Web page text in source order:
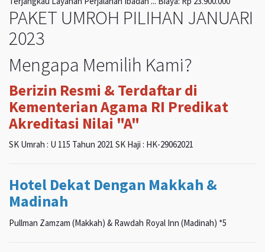
PAKET UMROH PILIHAN JANUARI
2023
Mengapa Memilih Kami?
Berizin Resmi & Terdaftar di
Kementerian Agama RI Predikat
Akreditasi Nilai "A"
SK Umrah : U 115 Tahun 2021 SK Haji : HK-29062021
Hotel Dekat Dengan Makkah &
Madinah
Pullman Zamzam (Makkah) & Rawdah Royal Inn (Madinah) *5